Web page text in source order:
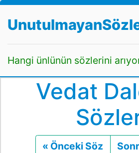
Hangi ünlünün sözlerini
Vedat
« Önceki Söz Önceki